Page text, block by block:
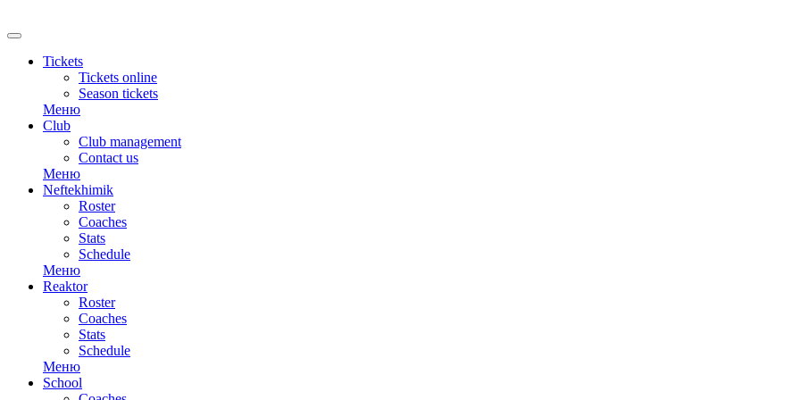
Tickets
Tickets online
Season tickets
Меню
Club
Club management
Contact us
Меню
Neftekhimik
Roster
Coaches
Stats
Schedule
Меню
Reaktor
Roster
Coaches
Stats
Schedule
Меню
School